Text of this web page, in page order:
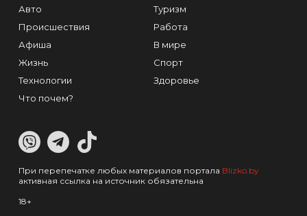
Авто
Происшествия
Афиша
Жизнь
Технологии
Что почем?
Туризм
Работа
В мире
Спорт
Здоровье
При перепечатке любых материалов портала Blizko.by
активная ссылка на источник обязательна
18+